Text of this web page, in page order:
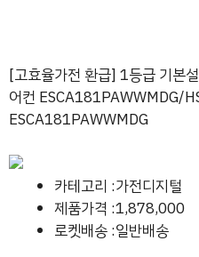
[고효율가전 환급] 1등급 기본
어컨 ESCA181PAWWMDG/
ESCA181PAWWMDG
카테고리 :가전디지털
제품가격 :1,878,000
로켓배송 :일반배송